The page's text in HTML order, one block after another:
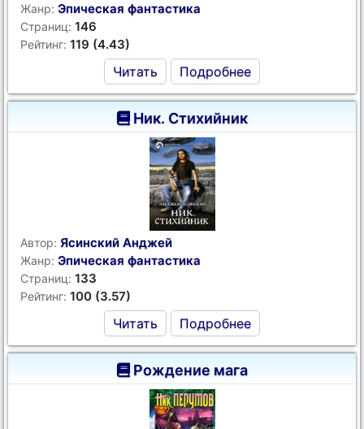
Жанр: Эпическая фантастика
Страниц: 146
Рейтинг: 119 (4.43)
Читать Подробнее
Ник. Стихийник
Автор: Ясинский Анджей
Жанр: Эпическая фантастика
Страниц: 133
Рейтинг: 100 (3.57)
Читать Подробнее
Рождение мага